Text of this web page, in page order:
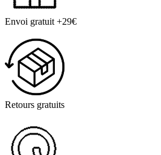
Envoi gratuit +29€
Retours gratuits